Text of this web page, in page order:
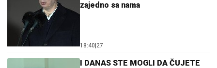
zajedno sa nama
18:40 27
I DANAS STE MOGLI DA ČUJETE